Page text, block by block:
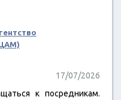
17/07/2026
к посредникам.